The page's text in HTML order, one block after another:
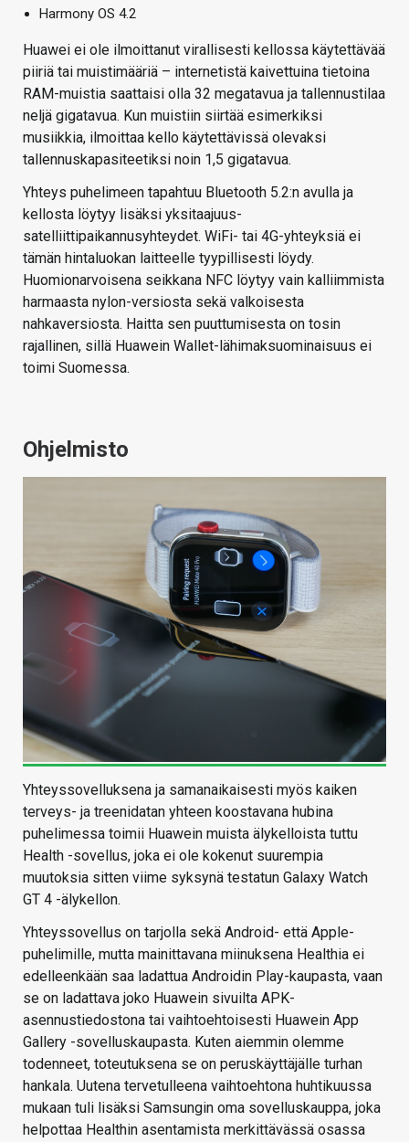
Harmony OS 4.2
Huawei ei ole ilmoittanut virallisesti kellossa käytettävää
piiriä tai muistimääriä – internetistä kaivettuina tietoina
RAM-muistia saattaisi olla 32 megatavua ja tallennustilaa
neljä gigatavua. Kun muistiin siirtää esimerkiksi
musiikkia, ilmoittaa kello käytettävissä olevaksi
tallennuskapasiteetiksi noin 1,5 gigatavua.
Yhteys puhelimeen tapahtuu Bluetooth 5.2:n avulla ja
kellosta löytyy lisäksi yksitaajuus-
satelliittipaikannusyhteydet. WiFi- tai 4G-yhteyksiä ei
tämän hintaluokan laitteelle tyypillisesti löydy.
Huomionarvoisena seikkana NFC löytyy vain kalliimmista
harmaasta nylon-versiosta sekä valkoisesta
nahkaversiosta. Haitta sen puuttumisesta on tosin
rajallinen, sillä Huawein Wallet-lähimaksuominaisuus ei
toimi Suomessa.
Ohjelmisto
Yhteyssovelluksena ja samanaikaisesti myös kaiken
terveys- ja treenidatan yhteen koostavana hubina
puhelimessa toimii Huawein muista älykelloista tuttu
Health -sovellus, joka ei ole kokenut suurempia
muutoksia sitten viime syksynä testatun Galaxy Watch
GT 4 -älykellon.
Yhteyssovellus on tarjolla sekä Android- että Apple-
puhelimille, mutta mainittavana miinuksena Healthia ei
edelleenkään saa ladattua Androidin Play-kaupasta, vaan
se on ladattava joko Huawein sivuilta APK-
asennustiedostona tai vaihtoehtoisesti Huawein App
Gallery -sovelluskaupasta. Kuten aiemmin olemme
todenneet, toteutuksena se on peruskäyttäjälle turhan
hankala. Uutena tervetulleena vaihtoehtona huhtikuussa
mukaan tuli lisäksi Samsungin oma sovelluskauppa, joka
helpottaa Healthin asentamista merkittävässä osassa